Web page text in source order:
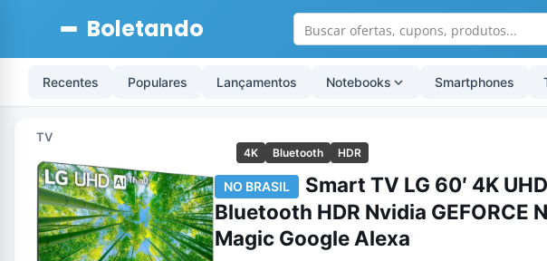
Boletando
Recentes Populares Lançamentos Notebooks Smartphones
TV
4K Bluetooth HDR
NO BRASIL
Smart TV LG 60′ 4K
Bluetooth HDR Nvidia GEFORCE
Magic Google Alexa